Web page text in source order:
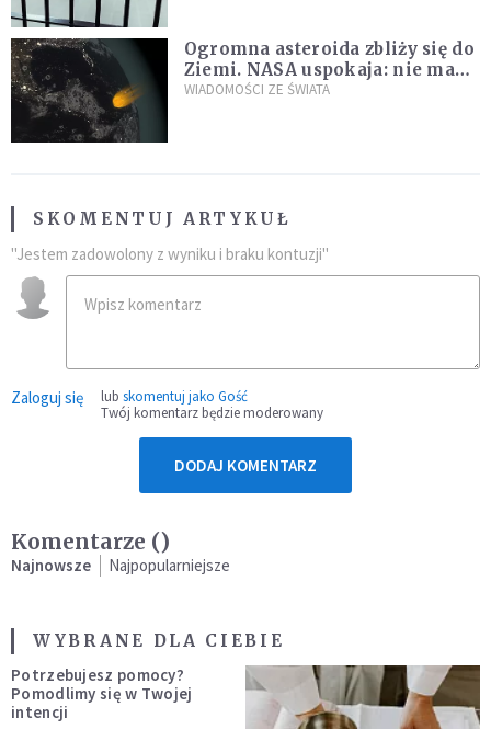
Ogromna asteroida zbliży się do
Ziemi. NASA uspokaja: nie ma
zagrożenia
WIADOMOŚCI ZE ŚWIATA
SKOMENTUJ ARTYKUŁ
"Jestem zadowolony z wyniku i braku kontuzji"
Zaloguj się lub skomentuj jako Gość
Twój komentarz będzie moderowany
DODAJ KOMENTARZ
Komentarze ()
Najnowsze Najpopularniejsze
WYBRANE DLA CIEBIE
Potrzebujesz pomocy?
Pomodlimy się w Twojej
intencji